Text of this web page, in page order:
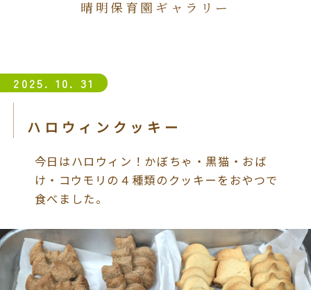
晴明保育園ギャラリー
2025. 10. 31
ハロウィンクッキー
今日はハロウィン！かぼちゃ・黒猫・おば
け・コウモリの４種類のクッキーをおやつで
食べました。